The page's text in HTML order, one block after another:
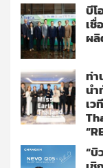
บีโ
เชื่
ผลิ
ท่า
นำ
เว
“บิ